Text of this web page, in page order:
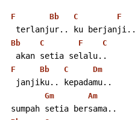
F Bb C F
  terlanjur.. ku berjanji..
Bb C F C
  akan setia selalu..
F Bb C Dm
  janjiku.. kepadamu..
Gm Am
sumpah setia bersama..